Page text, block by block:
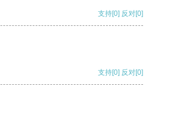
支持[0] 反对[0]
支持[0] 反对[0]